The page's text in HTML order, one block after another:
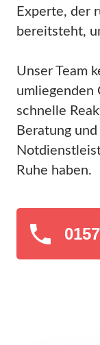
Experte, der
bereitsteht,
Unser Team
umliegenden
schnelle
Beratung
Ruhe haben.